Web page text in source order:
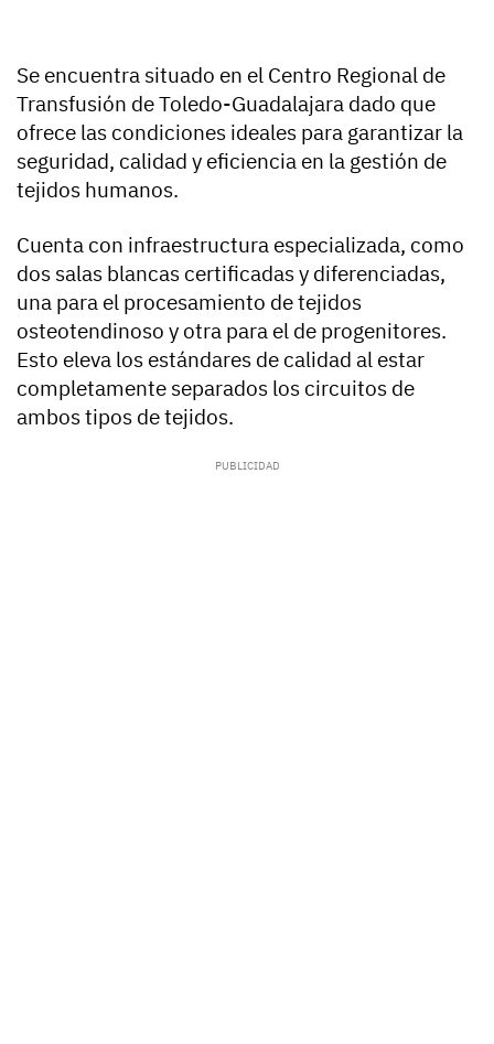
Se encuentra situado en el Centro Regional de
Transfusión de Toledo-Guadalajara dado que
ofrece las condiciones ideales para garantizar la
seguridad, calidad y eficiencia en la gestión de
tejidos humanos.
Cuenta con infraestructura especializada, como
dos salas blancas certificadas y diferenciadas,
una para el procesamiento de tejidos
osteotendinoso y otra para el de progenitores.
Esto eleva los estándares de calidad al estar
completamente separados los circuitos de
ambos tipos de tejidos.